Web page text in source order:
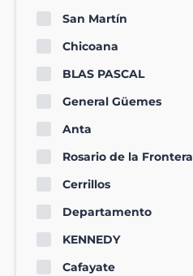
San Martín
Chicoana
BLAS PASCAL
General Güemes
Anta
Rosario de la Frontera
Cerrillos
Departamento
KENNEDY
Cafayate